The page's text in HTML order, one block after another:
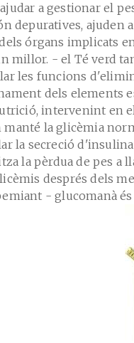
a gestionar el
depuratives, ajuden
órgans implicats
millor. - el Té verd
les funcions
dels elements
intervenint en
manté la glicèmia
la secreció
la pèrdua de pes a
després dels
- glucomanà és